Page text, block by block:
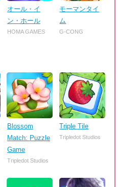
オール・イ
ン・ホール
HOMA GAMES
モーマンタイ
ム
G-CONG
Blossom
Match: Puzzle
Game
Tripledot Studios
Triple Tile
Tripledot Studios